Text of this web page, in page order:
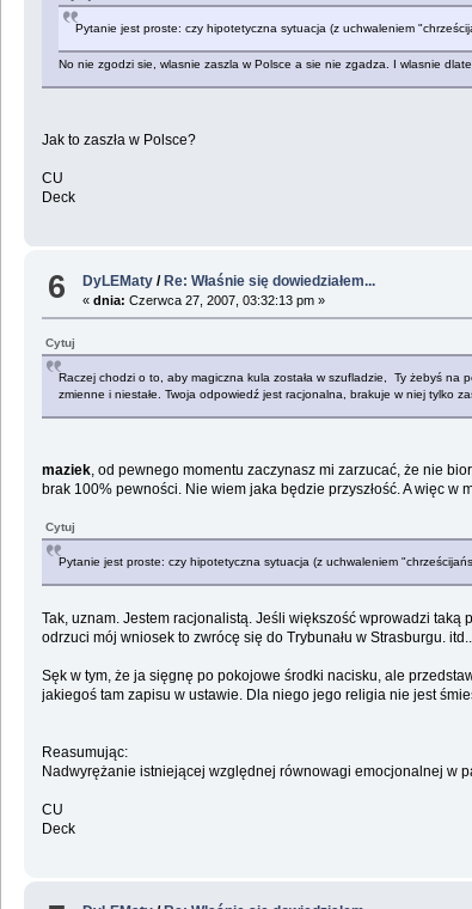
Pytanie jest proste: czy hipotetyczna sytuacja (z uchwaleniem
No nie zgodzi sie, wlasnie zaszla w Polsce a sie nie zgadza. I wlasnie
Jak to zaszła w Polsce?
CU
Deck
6 DyLEMaty /Re: Właśnie się dowiedziałem...
«dnia: Czerwca 27, 2007, 03:32:13 pm »
Cytuj
Raczej chodzi o to, aby magiczna kula została w szufladzie, Ty żebyś na
zmienne i niestałe. Twoja odpowiedź jest racjonalna, brakuje w niej tylko
maziek, od pewnego momentu zaczynasz mi zarzucać, że nie
brak 100% pewności. Nie wiem jaka będzie przyszłość. A więc
Cytuj
Pytanie jest proste: czy hipotetyczna sytuacja (z uchwaleniem
Tak, uznam. Jestem racjonalistą. Jeśli większość wprowadzi taką
odrzuci mój wniosek to zwrócę się do Trybunału w Strasburgu. itd...
Sęk w tym, że ja sięgnę po pokojowe środki nacisku, ale
jakiegoś tam zapisu w ustawie. Dla niego jego religia nie jest
Reasumując:
Nadwyrężanie istniejącej względnej równowagi emocjonalnej w
CU
Deck